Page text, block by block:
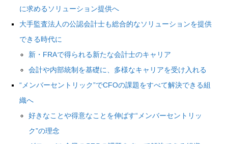
に求めるソリューション提供へ
大手監査法人の公認会計士も総合的なソリューションを提供
できる時代に
新・ FRAで得られる新たな会計士のキャリア
会計や内部統制を基礎に、多様なキャリアを受け入れる
“メンバーセントリック”でCFOの課題をすべて解決できる組
織へ
好きなことや得意なことを伸ばす“メンバーセントリッ
ク”の理念